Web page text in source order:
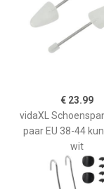
€ 23.99
vidaXL
paar EU 38-44
wit